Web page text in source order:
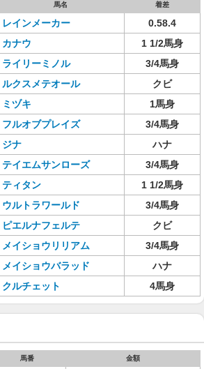
馬名 着差
レインメーカー
0.58.4
カナウ
1 1/2馬身
ライリーミノル
3/4馬身
ルクスメテオール
クビ
ミヅキ
1馬身
フルオブプレイズ
3/4馬身
ジナ
ハナ
テイエムサンローズ
3/4馬身
ティタン
1 1/2馬身
ウルトラワールド
3/4馬身
ピエルナフェルテ
クビ
メイショウリリアム
3/4馬身
メイショウバラッド
ハナ
クルチェット 4馬身
馬番 金額